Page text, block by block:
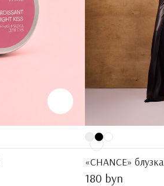
«CHANCE» блузка
180 byn